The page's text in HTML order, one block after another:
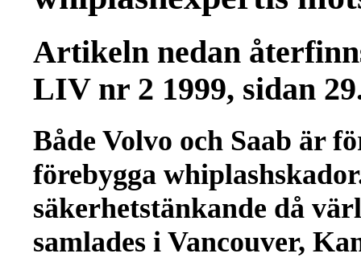
Artikeln nedan
LIV nr 2 1999, sidan
Både Volvo och Saab är
förebygga
säkerhetstänkande då
samlades i Vancouver,